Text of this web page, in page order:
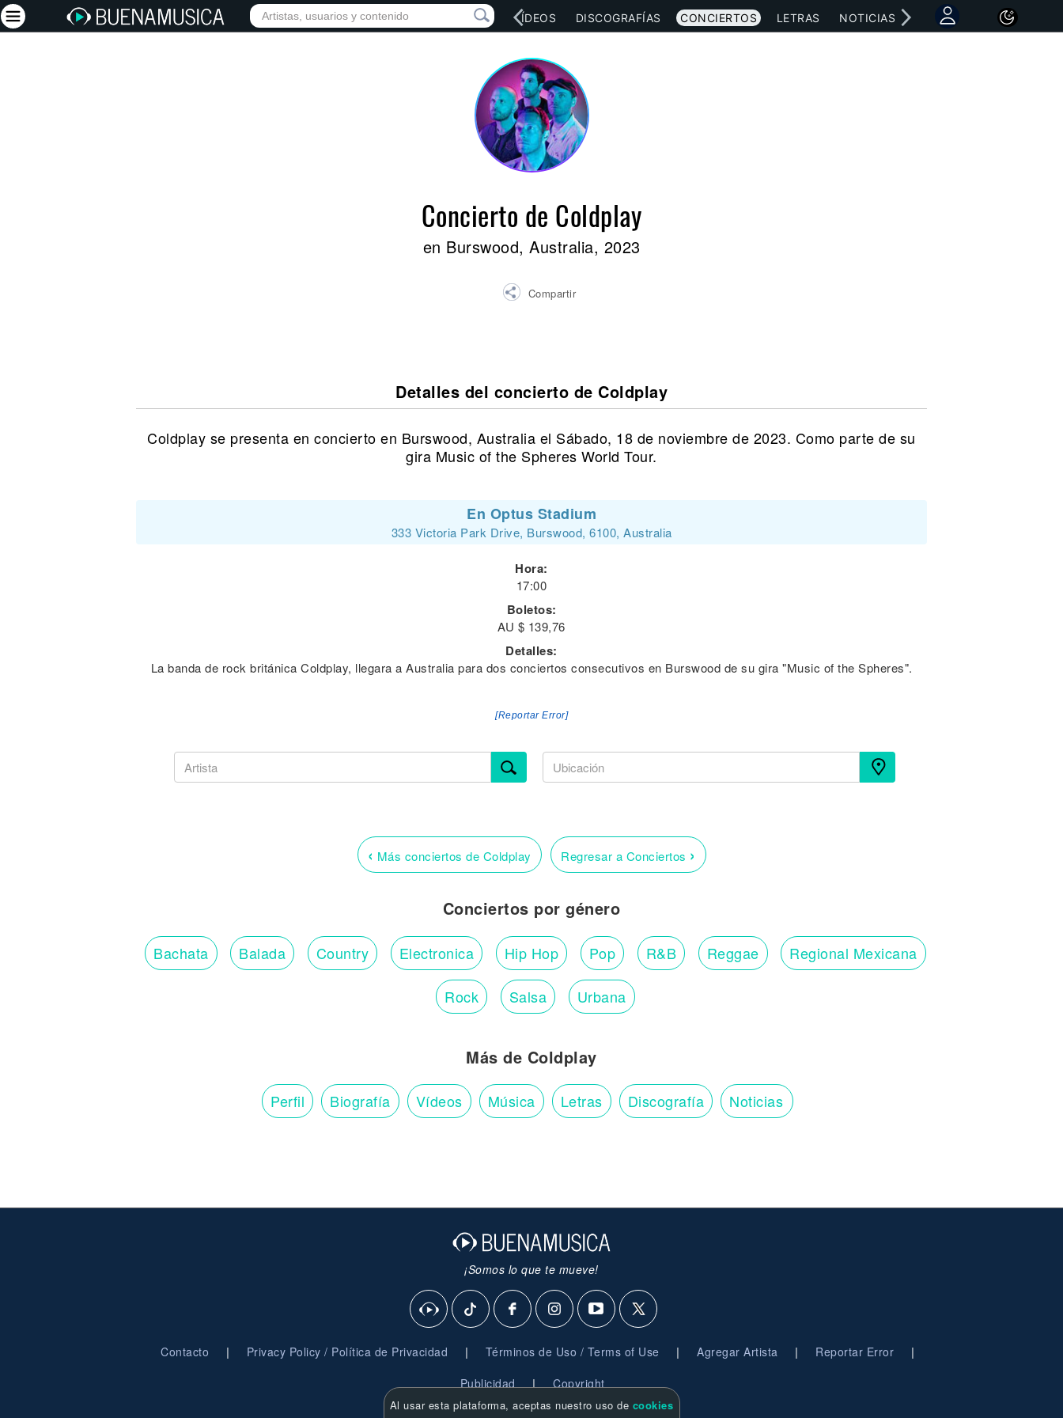
INICIO ARTISTAS RED SOCIAL MÚSICA VÍDEOS DISCOGRAFÍAS CONCIERTOS LETRAS NOTICIAS
Concierto de Coldplay
en Burswood, Australia, 2023
Compartir
Detalles del concierto de Coldplay
Coldplay se presenta en concierto en Burswood, Australia el Sábado, 18 de noviembre de 2023. Como parte de su
gira Music of the Spheres World Tour.
En Optus Stadium
333 Victoria Park Drive, Burswood, 6100, Australia
Hora:
17:00
Boletos:
AU $ 139,76
Detalles:
La banda de rock británica Coldplay, llegara a Australia para dos conciertos consecutivos en Burswood de su gira "Music of the Spheres".
[Reportar Error]
‹ Más conciertos de Coldplay Regresar a Conciertos ›
Conciertos por género
Bachata Balada Country Electronica Hip Hop Pop R&B Reggae Regional Mexicana
Rock Salsa Urbana
Más de Coldplay
Perfil Biografía Vídeos Música Letras Discografía Noticias
¡Somos lo que te mueve!
Contacto | Privacy Policy / Política de Privacidad | Términos de Uso / Terms of Use | Agregar Artista | Reportar Error |
Publicidad | Copyright
Al usar esta plataforma, aceptas nuestro uso de cookies